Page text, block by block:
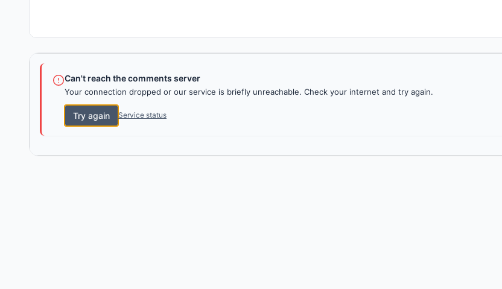
Can't reach the comments server
Your connection dropped or our service is briefly unreachable. Check your internet and try again.
Try again Service status